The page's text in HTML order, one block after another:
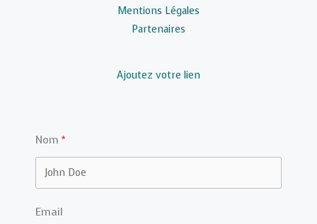
Mentions Légales
Partenaires
Ajoutez votre lien
Nom
Email